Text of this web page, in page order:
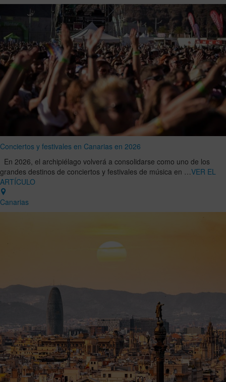
Conciertos y festivales en Canarias en 2026
En 2026, el archipiélago volverá a consolidarse como uno de los
grandes destinos de conciertos y festivales de música en …VER EL
ARTÍCULO
Canarias